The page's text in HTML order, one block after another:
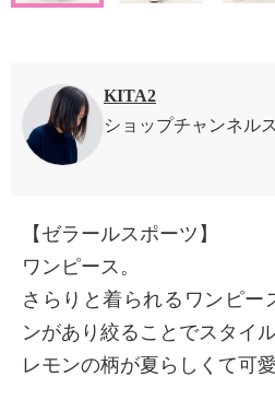
KITA2
ショップチャンネル
【ゼラールスポーツ】
ワンピース。
さらりと着られるワンピー
ンがあり絞ることでスタイ
レモンの柄が夏らしくて可愛